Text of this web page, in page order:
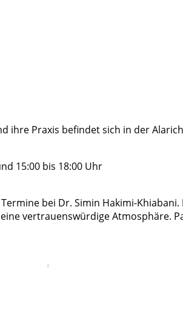
ihre Praxis befindet sich in der
15:00 bis 18:00 Uhr
Termine bei Dr. Simin Hakimi-
vertrauenswürdige Atmosphäre.